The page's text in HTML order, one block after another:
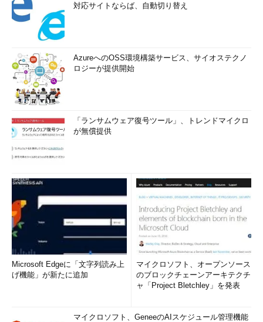
対応サイトならば、自動切り替え
AzureへのOSS環境構築サービス、サイオステクノ
ロジーが提供開始
「ランサムウェア復号ツール」、トレンドマイクロ
が無償提供
Microsoft Edgeに「文字列読み上
げ機能」が新たに追加
マイクロソフト、オープンソース
のブロックチェーンアーキテクチ
ャ「Project Bletchley」を発表
マイクロソフト、GeneeのAIスケジュール管理機能